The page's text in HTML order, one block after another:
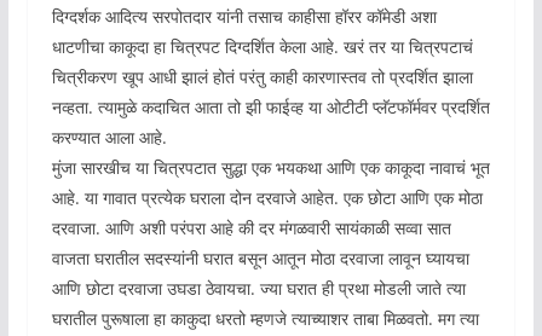
दिग्दर्शक आदित्य सरपोतदार यांनी तसाच काहीसा हॉरर कॉमेडी अशा
धाटणीचा काकूदा हा चित्रपट दिग्दर्शित केला आहे. खरं तर या चित्रपटाचं
चित्रीकरण खूप आधी झालं होतं परंतु काही कारणास्तव तो प्रदर्शित झाला
नव्हता. त्यामुळे कदाचित आता तो झी फाईव्ह या ओटीटी प्लॅटफॉर्मवर प्रदर्शित
करण्यात आला आहे.
मुंजा सारखीच या चित्रपटात सुद्धा एक भयकथा आणि एक काकूदा नावाचं भूत
आहे. या गावात प्रत्येक घराला दोन दरवाजे आहेत. एक छोटा आणि एक मोठा
दरवाजा. आणि अशी परंपरा आहे की दर मंगळवारी सायंकाळी सव्वा सात
वाजता घरातील सदस्यांनी घरात बसून आतून मोठा दरवाजा लावून घ्यायचा
आणि छोटा दरवाजा उघडा ठेवायचा. ज्या घरात ही प्रथा मोडली जाते त्या
घरातील पुरूषाला हा काकुदा धरतो म्हणजे त्याच्याशर ताबा मिळवतो. मग त्या